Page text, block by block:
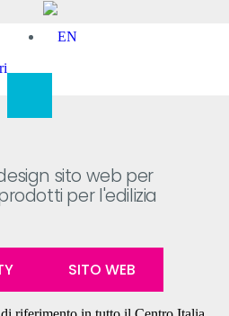
sito web per
per l'edilizia
SITO WEB